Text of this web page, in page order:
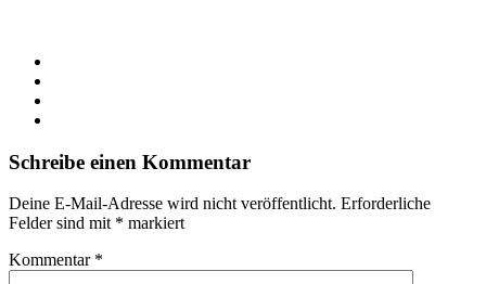
Schreibe einen Kommentar
Deine E-Mail-Adresse wird nicht veröffentlicht. Erforderliche
Felder sind mit * markiert
Kommentar *